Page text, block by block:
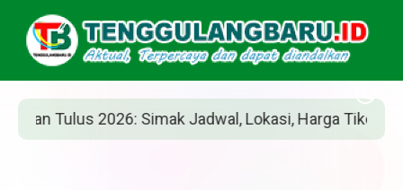
Tulus 2026: Simak Jadwal, Lokasi, Harga Tiket, dan